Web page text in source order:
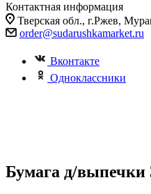
Контактная информация
Тверская обл., г.Ржев,
order@sudarushkamarket.ru
Вконтакте
Одноклассники
Бумага д/выпечки